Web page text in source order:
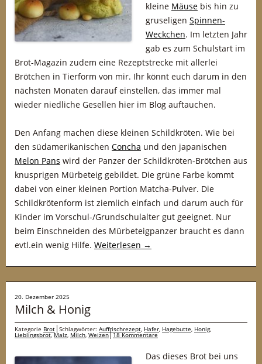
kleine Mäuse bis hin zu
gruseligen Spinnen-
Weckchen. Im letzten Jahr
gab es zum Schulstart im
Brot-Magazin zudem eine Rezeptstrecke mit allerlei
Brötchen in Tierform von mir. Ihr könnt euch darum in den
nächsten Monaten darauf einstellen, das immer mal
wieder niedliche Gesellen hier im Blog auftauchen.
Den Anfang machen diese kleinen Schildkröten. Wie bei
den südamerikanischen Concha und den japanischen
Melon Pans wird der Panzer der Schildkröten-Brötchen aus
knusprigen Mürbeteig gebildet. Die grüne Farbe kommt
dabei von einer kleinen Portion Matcha-Pulver. Die
Schildkrötenform ist ziemlich einfach und darum auch für
Kinder im Vorschul-/Grundschulalter gut geeignet. Nur
beim Einschneiden des Mürbeteigpanzer braucht es dann
evtl.ein wenig Hilfe. Weiterlesen →
20. Dezember 2025
Milch & Honig
Kategorie Brot Schlagwörter: Auffrischrezept, Hafer, Hagebutte, Honig,
Lieblingsbrot,Malz, Milch, Weizen 18 Kommentare
Das dieses Brot bei uns